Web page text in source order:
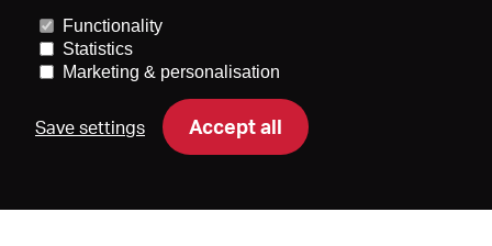
Données médiatiques
Conditions générales de vente
Contact
Aide Newsletter
Functionality
Statistics
Marketing & personalisation
Save settings Accept all